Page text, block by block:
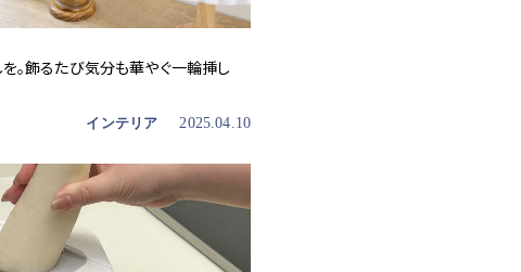
。飾るたび気分も華やぐ一輪挿し
インテリア 2025.04.10